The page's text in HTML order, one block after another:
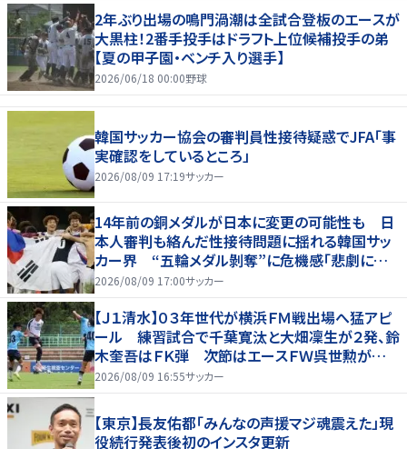
2年ぶり出場の鳴門渦潮は全試合登板のエースが
大黒柱！2番手投手はドラフト上位候補投手の弟
【夏の甲子園・ベンチ入り選手】
2026/06/18 00:00野球
韓国サッカー協会の審判員性接待疑惑でJFA「事
実確認をしているところ」
2026/08/09 17:19サッカー
14年前の銅メダルが日本に変更の可能性も 日
本人審判も絡んだ性接待問題に揺れる韓国サッ
カー界 “五輪メダル剝奪”に危機感「悲劇に見
舞われる」
2026/08/09 17:00サッカー
【Ｊ１清水】０３年世代が横浜ＦＭ戦出場へ猛アピ
ール 練習試合で千葉寛汰と大畑凜生が２発、鈴
木奎吾はＦＫ弾 次節はエースＦＷ呉世勲が出
場停止
2026/08/09 16:55サッカー
【東京】長友佑都「みんなの声援マジ魂震えた」現
役続行発表後初のインスタ更新